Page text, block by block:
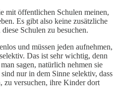
mit öffentlichen Schulen meinen,
Es gibt also keine zusätzliche
Schulen zu besuchen.
und müssen jeden aufnehmen,
Das ist sehr wichtig, denn
sagen, natürlich nehmen sie
nur in dem Sinne selektiv, dass
zu versuchen, ihre Kinder dort